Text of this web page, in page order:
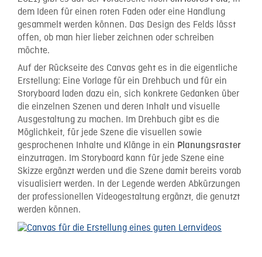
dem Ideen für einen roten Faden oder eine Handlung
gesammelt werden können. Das Design des Felds lässt
offen, ob man hier lieber zeichnen oder schreiben
möchte.
Auf der Rückseite des Canvas geht es in die eigentliche
Erstellung: Eine Vorlage für ein Drehbuch und für ein
Storyboard laden dazu ein, sich konkrete Gedanken über
die einzelnen Szenen und deren Inhalt und visuelle
Ausgestaltung zu machen. Im Drehbuch gibt es die
Möglichkeit, für jede Szene die visuellen sowie
gesprochenen Inhalte und Klänge in ein Planungsraster
einzutragen. Im Storyboard kann für jede Szene eine
Skizze ergänzt werden und die Szene damit bereits vorab
visualisiert werden. In der Legende werden Abkürzungen
der professionellen Videogestaltung ergänzt, die genutzt
werden können.